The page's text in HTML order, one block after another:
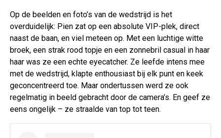
Op de beelden en foto’s van de wedstrijd is het
overduidelijk: Pien zat op een absolute VIP-plek, direct
naast de baan, en viel meteen op. Met een luchtige witte
broek, een strak rood topje en een zonnebril casual in haar
haar was ze een echte eyecatcher. Ze leefde intens mee
met de wedstrijd, klapte enthousiast bij elk punt en keek
geconcentreerd toe. Maar ondertussen werd ze ook
regelmatig in beeld gebracht door de camera’s. En geef ze
eens ongelijk – ze straalde van top tot teen.